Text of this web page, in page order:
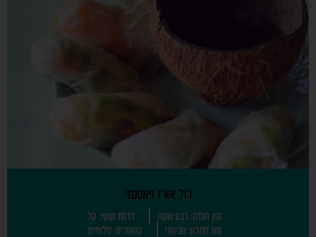
רול אורז ויאטנמי
זמן הכנה: רבע שעה
דרגת קושי: קל
סוג מתכון: טבעוני
קטגוריה: מלוחים